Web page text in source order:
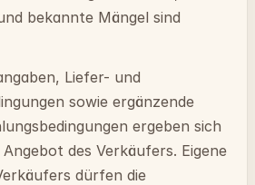
bekannte Mängel sind
Liefer- und
sowie ergänzende
ergeben sich
des Verkäufers. Eigene
dürfen die